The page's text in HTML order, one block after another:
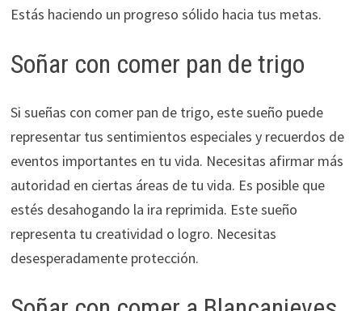
Estás haciendo un progreso sólido hacia tus metas.
Soñar con comer pan de trigo
Si sueñas con comer pan de trigo, este sueño puede
representar tus sentimientos especiales y recuerdos de
eventos importantes en tu vida. Necesitas afirmar más
autoridad en ciertas áreas de tu vida. Es posible que
estés desahogando la ira reprimida. Este sueño
representa tu creatividad o logro. Necesitas
desesperadamente protección.